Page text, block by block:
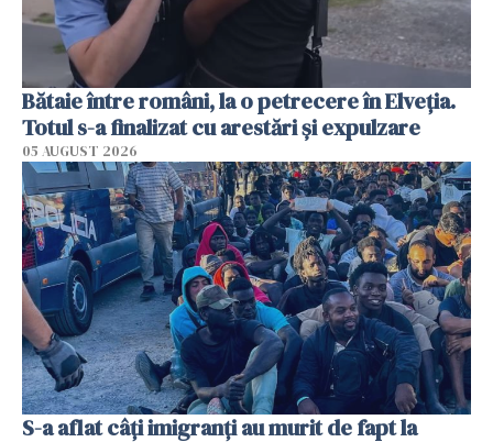
Bătaie între români, la o petrecere în Elveția.
Totul s-a finalizat cu arestări și expulzare
05 AUGUST 2026
S-a aflat câți imigranți au murit de fapt la